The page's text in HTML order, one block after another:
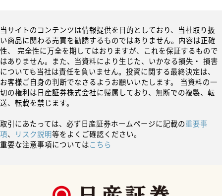
当サイトのコンテンツは情報提供を目的としており、当社取り扱
い商品に関わる売買を勧誘するものではありません。内容は正確
性、 完全性に万全を期してはおりますが、これを保証するもので
はありません。また、当資料により生じた、いかなる損失・ 損害
についても当社は責任を負いません。投資に関する最終決定は、
お客様ご自身の判断でなさるようお願いいたします。 当資料の一
切の権利は日産証券株式会社に帰属しており、無断での複製、転
送、転載を禁じます。
取引にあたっては、必ず日産証券ホームページに記載の重要事
項、 リスク説明等をよくご確認ください。
重要な注意事項についてはこちら